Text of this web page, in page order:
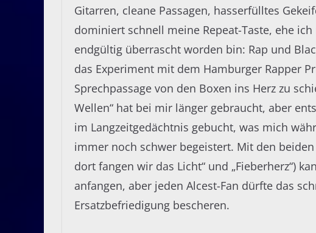
Gitarren, cleane Passagen, hasserfülltes
dominiert schnell meine Repeat-Taste, ehe
endgültig überrascht worden bin: Rap und
das Experiment mit dem Hamburger Rapper
Sprechpassage von den Boxen ins Herz zu
Wellen“ hat bei mir länger gebraucht, aber
im Langzeitgedächtnis gebucht, was mich
immer noch schwer begeistert. Mit den
dort fangen wir das Licht“ und „Fieberherz“)
anfangen, aber jeden Alcest-Fan dürfte das
Ersatzbefriedigung bescheren.